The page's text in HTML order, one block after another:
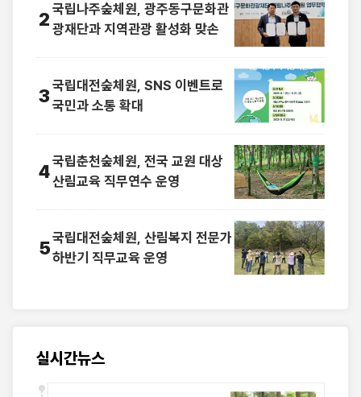
2 국립나주숲체원, 광주동구문화관
광재단과 지역관광 활성화 맞손
3 국립대전숲체원, SNS 이벤트로
국민과 소통 확대
4국립춘천숲체원, 전국 교원 대상
산림교육 직무연수 운영
5국립대전숲체원, 산림복지 전문가
하반기 직무교육 운영
실시간뉴스